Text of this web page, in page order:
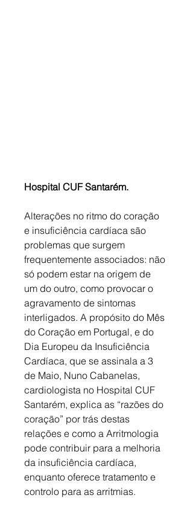
Hospital CUF Santarém.
Alterações no ritmo do coração
e insuficiência cardíaca são
problemas que surgem
frequentemente associados: não
só podem estar na origem de
um do outro, como provocar o
agravamento de sintomas
interligados. A propósito do Mês
do Coração em Portugal, e do
Dia Europeu da Insuficiência
Cardíaca, que se assinala a 3
de Maio, Nuno Cabanelas,
cardiologista no Hospital CUF
Santarém, explica as “razões do
coração” por trás destas
relações e como a Arritmologia
pode contribuir para a melhoria
da insuficiência cardíaca,
enquanto oferece tratamento e
controlo para as arritmias.